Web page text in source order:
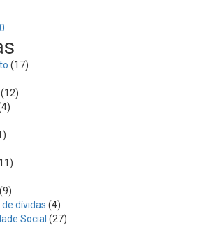
(17)
(12)
(9)
dívidas (4)
Social (27)